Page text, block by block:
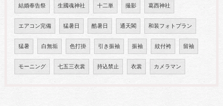
結婚奉告祭 生國魂神社 十二単 撮影 葛西神社
エアコン完備 猛暑日 酷暑日 通天閣 和装フォトプラン
猛暑 白無垢 色打掛 引き振袖 振袖 紋付袴 留袖
モーニング 七五三衣裳 持込禁止 衣裳 カメラマン